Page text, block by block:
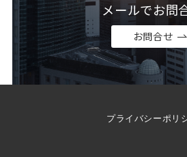
メールでお問
お問合せ
プライバシーポリ